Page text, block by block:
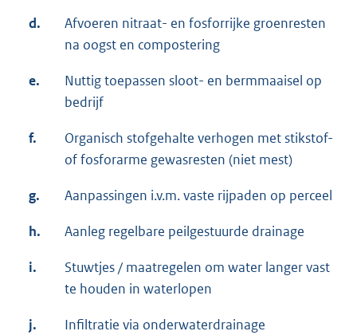
d.
Afvoeren nitraat- en fosforrijke groenresten
na oogst en compostering
e.
Nuttig toepassen sloot- en bermmaaisel op
bedrijf
f.
Organisch stofgehalte verhogen met stikstof-
of fosforarme gewasresten (niet mest)
g. Aanpassingen i.v.m. vaste rijpaden op perceel
h. Aanleg regelbare peilgestuurde drainage
i.
Stuwtjes / maatregelen om water langer vast
te houden in waterlopen
j. Infiltratie via onderwaterdrainage